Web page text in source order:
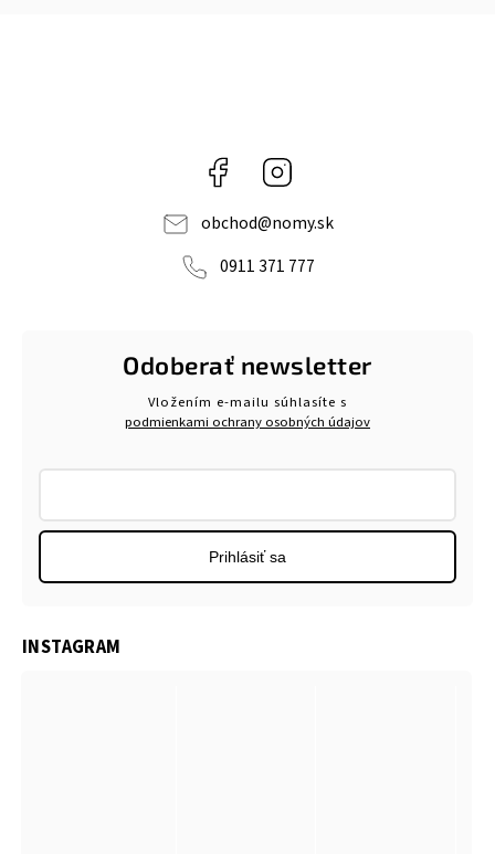
Facebook
obchod@nomy.sk
0911 371 777
Odoberať newsletter
Vložením e-mailu súhlasíte s
podmienkami ochrany osobných údajov
Prihlásiť sa
INSTAGRAM